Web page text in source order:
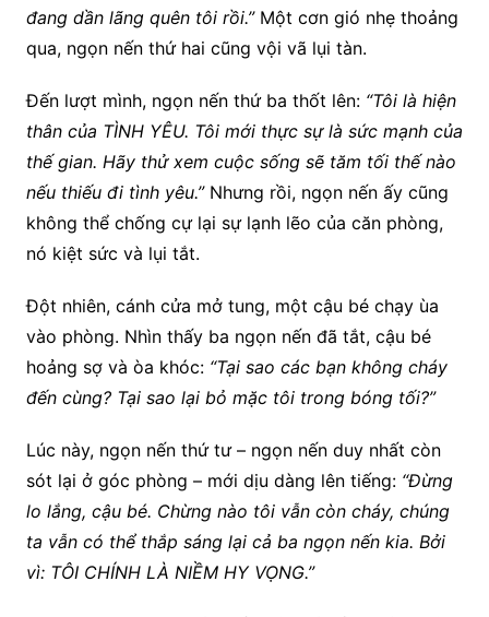
đang dần lãng quên tôi rồi.”Một cơn gió nhẹ thoảng
qua, ngọn nến thứ hai cũng vội vã lụi tàn.
Đến lượt mình, ngọn nến thứ ba thốt lên: “Tôi là hiện
thân của TÌNH YÊU. Tôi mới thực sự là sức mạnh của
thế gian. Hãy thử xem cuộc sống sẽ tăm tối thế nào
nếu thiếu đi tình yêu.”Nhưng rồi, ngọn nến ấy cũng
không thể chống cự lại sự lạnh lẽo của căn phòng,
nó kiệt sức và lụi tắt.
Đột nhiên, cánh cửa mở tung, một cậu bé chạy ùa
vào phòng. Nhìn thấy ba ngọn nến đã tắt, cậu bé
hoảng sợ và òa khóc: “Tại sao các bạn không cháy
đến cùng? Tại sao lại bỏ mặc tôi trong bóng tối?”
Lúc này, ngọn nến thứ tư – ngọn nến duy nhất còn
sót lại ở góc phòng – mới dịu dàng lên tiếng: “Đừng
lo lắng, cậu bé. Chừng nào tôi vẫn còn cháy, chúng
ta vẫn có thể thắp sáng lại cả ba ngọn nến kia. Bởi
vì: TÔI CHÍNH LÀ NIỀM HY VỌNG.”